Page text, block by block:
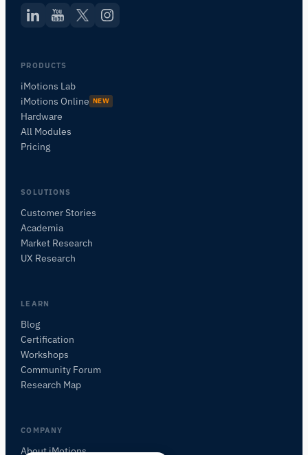
PRODUCTS
iMotions Lab
iMotions Online NEW
Hardware
All Modules
Pricing
SOLUTIONS
Customer Stories
Academia
Market Research
UX Research
LEARN
Blog
Certification
Workshops
Community Forum
Research Map
COMPANY
About iMotions
Posez des questions sur les méthodes de
POSER UNE QUESTION SUR CETTE PAGE
De quoi parle cette page ?